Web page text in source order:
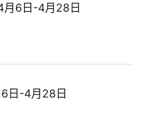
月6日-4月28日
日-4月28日